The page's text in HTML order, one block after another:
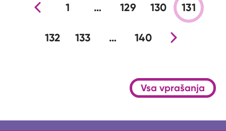
Prejšnja stran
1 … 129 130 131
132 133 … 140Nova stran
Vsa vprašanja